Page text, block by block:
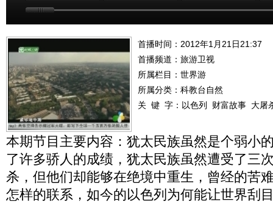
首播时间：2012年1月21日21:37
首播频道： 旅游卫视
所属栏目： 世界游
所属分类：科教台自然
关 键 字： 以色列 财富故事 大屠
本期节目主要内容：犹太民族虽然是个弱小
了许多骄人的成绩，犹太民族虽然遭受了三
杀，但他们却能够在绝境中重生，曾经的苦
怎样的联系，如今的以色列为何能让世界刮